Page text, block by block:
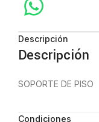
Descripción
Descripción
SOPORTE DE PISO
Condiciones